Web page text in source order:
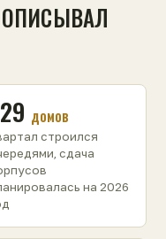
домов
строился
сдача
на 2026